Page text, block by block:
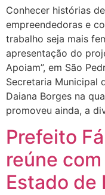
Conhecer histórias
empreendedoras e
trabalho seja mais
apresentação do
Apoiam”, em São
Secretaria Municipal
Daiana Borges na
promoveu ainda, a
Prefeito
reúne
Estado de